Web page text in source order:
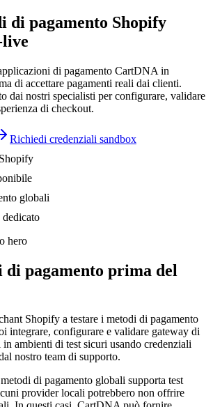
di pagamento Shopify
di pagamento CartDNA in
di accettare pagamenti reali dai clienti.
dai nostri specialisti per configurare, validare
di checkout.
Richiedi credenziali sandbox
globali
hero
di pagamento prima del
Shopify a testare i metodi di pagamento
integrare, configurare e validare gateway di
in ambienti di test sicuri usando credenziali
nostro team di supporto.
di pagamento globali supporta test
provider locali potrebbero non offrire